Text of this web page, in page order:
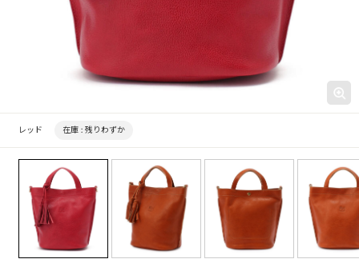
レッド 在庫 : 残りわずか